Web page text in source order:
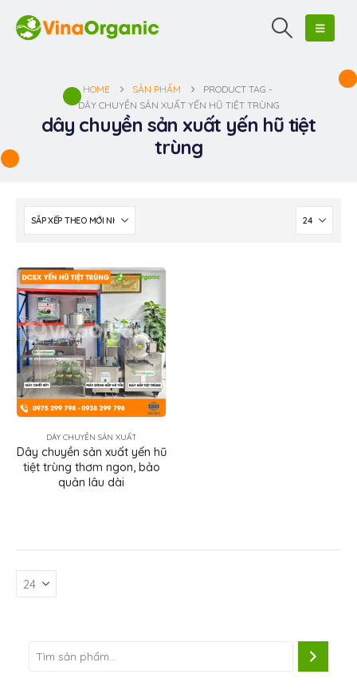
HOME SẢN PHẨM
PRODUCT TAG -
DÂY CHUYỀN SẢN XUẤT YẾN HŨ TIỆT TRÙNG
dây chuyền sản xuất yến hũ tiệt
trùng
DÂY CHUYỀN SẢN XUẤT
Dây chuyền sản xuất yến hũ
tiệt trùng thơm ngon, bảo
quản lâu dài